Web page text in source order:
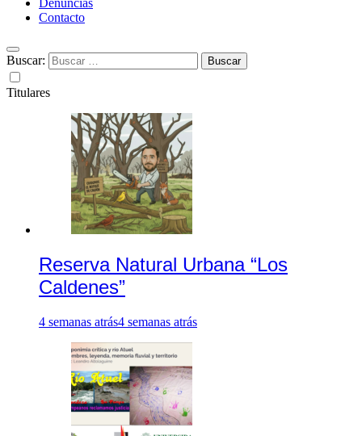
Contacto
Buscar:
Titulares
Reserva Natural Urbana “Los
Caldenes”
4 semanas atrás4 semanas atrás